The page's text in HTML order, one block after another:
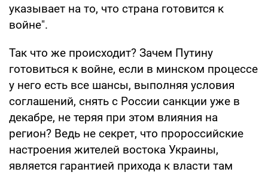
указывает на то, что страна готовится к
войне".
Так что же происходит? Зачем Путину
готовиться к войне, если в минском процессе
у него есть все шансы, выполняя условия
соглашений, снять с России санкции уже в
декабре, не теряя при этом влияния на
регион? Ведь не секрет, что пророссийские
настроения жителей востока Украины,
является гарантией прихода к власти там